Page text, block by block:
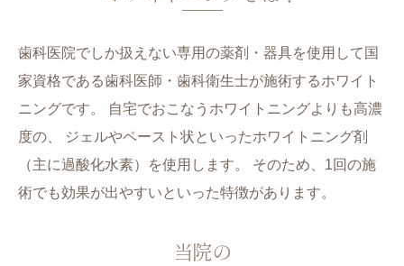
歯科医院でしか扱えない専用の薬剤・器具を使用して国
家資格である歯科医師・歯科衛生士が施術するホワイト
ニングです。 自宅でおこなうホワイトニングよりも高濃
度の、 ジェルやペースト状といったホワイトニング剤
（主に過酸化水素）を使用します。 そのため、1回の施
術でも効果が出やすいといった特徴があります。
当院の